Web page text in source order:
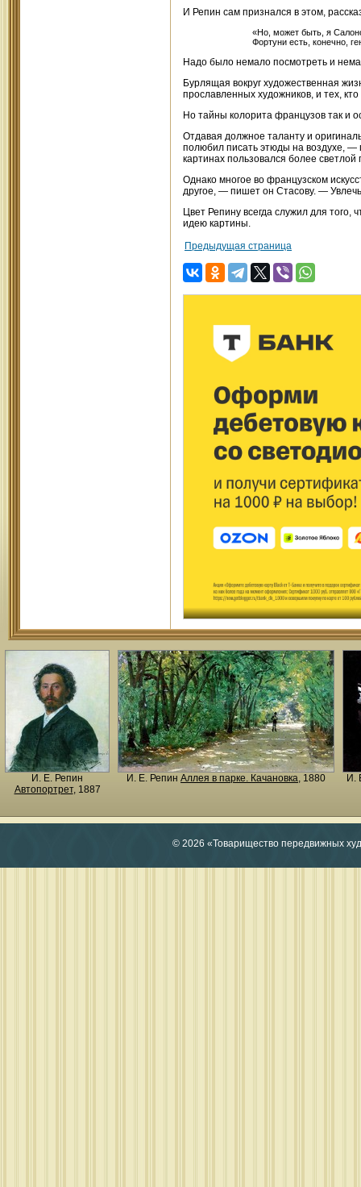
И Репин сам признался в этом,
«Но, может быть, я
Фортуни есть, конечно,
Надо было немало посмотреть и
Бурлящая вокруг художественная
прославленных художников, и тех,
Но тайны колорита французов так и
Отдавая должное таланту и
полюбил писать этюды на воздухе, —
картинах пользовался более светлой
Однако многое во французском
другое, — пишет он Стасову. —
Цвет Репину всегда служил для
идею картины.
Предыдущая страница
И. Е. Репин
Автопортрет, 1887
И. Е. Репин Аллея в парке. Качановка, 1880 И.
© 2026 «Товарищество передвижных